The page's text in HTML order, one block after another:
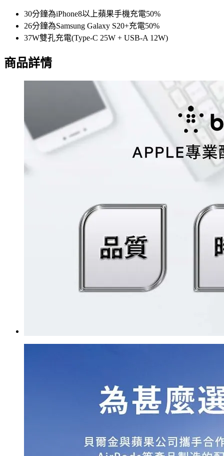
30分鐘為iPhone8以上蘋果手機充電50%
26分鐘為Samsung Galaxy S20+充電50%
37W雙孔充電(Type-C 25W + USB-A 12W)
商品詳情